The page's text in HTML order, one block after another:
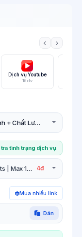
Dịch vụ Youtube
16 dv
Lượng )♥️
tra tình trạng dịch vụ
| 200K/Ngày 4đ
Mua nhiều link
Dán